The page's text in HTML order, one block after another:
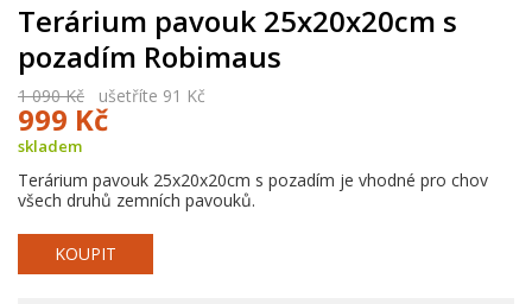
Terárium pavouk 25x20x20cm s
pozadím Robimaus
1 090 Kč ušetříte 91 Kč
999 Kč
skladem
Terárium pavouk 25x20x20cm s pozadím je vhodné pro chov
všech druhů zemních pavouků.
KOUPIT